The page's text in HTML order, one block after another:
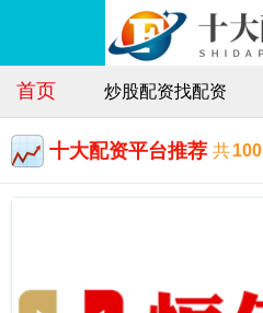
首页 炒股配资找配资
十大配资平台推荐 共100